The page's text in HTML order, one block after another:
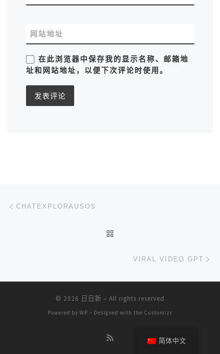
网站地址
在此浏览器中保存我的显示名称、邮箱地
址和网站地址，以便下次评论时使用。
文章导航
CHATEXPLORAUSOS
VIRAL VIDEO GPT
© 2026 日日新 – All rights reserved
Powered by WP – Designed with the Customizr
简体中文